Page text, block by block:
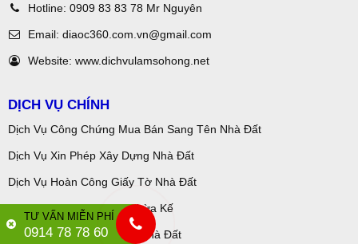
Hotline: 0909 83 83 78 Mr Nguyên
Email: diaoc360.com.vn@gmail.com
Website: www.dichvulamsohong.net
DỊCH VỤ CHÍNH
Dịch Vụ Công Chứng Mua Bán Sang Tên Nhà Đất
Dịch Vụ Xin Phép Xây Dựng Nhà Đất
Dịch Vụ Hoàn Công Giấy Tờ Nhà Đất
Dịch Vụ Kê Khai Di Sản Thừa Kế
Dịch Vụ Tách Nhập Thửa Nhà Đất
TƯ VẤN MIỄN PHÍ
0914 78 78 60